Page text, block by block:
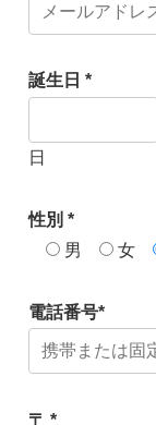
誕生日 *
日
性別 *
男
女
電話番号*
〒 *